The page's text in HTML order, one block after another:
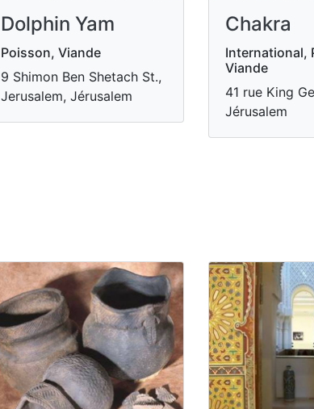
Dolphin Yam
Poisson, Viande
9 Shimon Ben Shetach St.,
Jerusalem, Jérusalem
Chakra
International,
Viande
41 rue King
Jérusalem